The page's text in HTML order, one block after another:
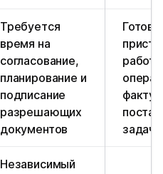
Требуется
время на
согласование,
планирование и
подписание
разрешающих
документов
Готов
работе
факту
задачи
Независимый